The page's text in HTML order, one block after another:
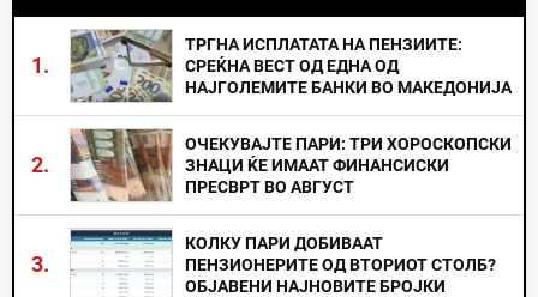
1.
ТРГНА ИСПЛАТАТА НА ПЕНЗИИТЕ:
СРЕЌНА ВЕСТ ОД ЕДНА ОД
НАЈГОЛЕМИТЕ БАНКИ ВО МАКЕДОНИЈА
2.
ОЧЕКУВАЈТЕ ПАРИ: ТРИ ХОРОСКОПСКИ
ЗНАЦИ ЌЕ ИМААТ ФИНАНСИСКИ
ПРЕСВРТ ВО АВГУСТ
3.
КОЛКУ ПАРИ ДОБИВААТ
ПЕНЗИОНЕРИТЕ ОД ВТОРИОТ СТОЛБ?
ОБЈАВЕНИ НАЈНОВИТЕ БРОЈКИ